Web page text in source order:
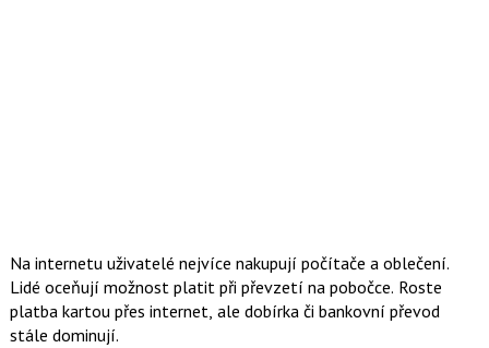
Na internetu uživatelé nejvíce nakupují počítače a oblečení.
Lidé oceňují možnost platit při převzetí na pobočce. Roste
platba kartou přes internet, ale dobírka či bankovní převod
stále dominují.